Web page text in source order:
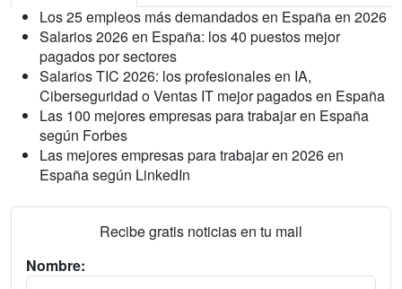
Los 25 empleos más demandados en España en 2026
Salarios 2026 en España: los 40 puestos mejor
pagados por sectores
Salarios TIC 2026: los profesionales en IA,
Ciberseguridad o Ventas IT mejor pagados en España
Las 100 mejores empresas para trabajar en España
según Forbes
Las mejores empresas para trabajar en 2026 en
España según LinkedIn
Recibe gratis noticias en tu mail
Nombre: